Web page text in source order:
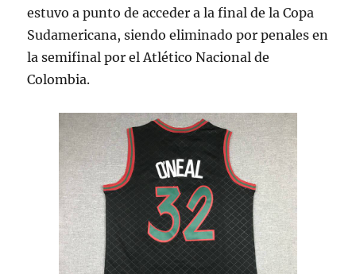
estuvo a punto de acceder a la final de la Copa
Sudamericana, siendo eliminado por penales en
la semifinal por el Atlético Nacional de
Colombia.